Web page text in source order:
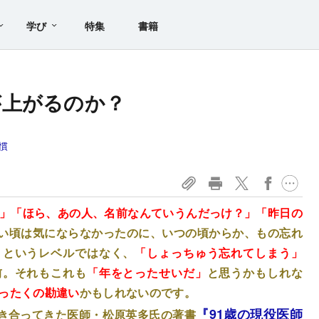
学び 特集 書籍
がるのか？
「ほら、あの人、名前なんていうんだっけ？」「昨日の
は気にならなかったのに、いつの頃からか、もの忘れ
いうレベルではなく、
「しょっちゅう忘れてしまう」
それもこれも 「年をとったせいだ」 と思うかもしれな
たくの勘違いかもしれないのです。
合ってきた医師・松原英多氏の著書 『91歳の現役医師